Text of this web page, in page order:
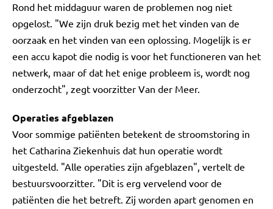
Rond het middaguur waren de problemen nog niet
opgelost. "We zijn druk bezig met het vinden van de
oorzaak en het vinden van een oplossing. Mogelijk is er
een accu kapot die nodig is voor het functioneren van het
netwerk, maar of dat het enige probleem is, wordt nog
onderzocht", zegt voorzitter Van der Meer.
Operaties afgeblazen
Voor sommige patiënten betekent de stroomstoring in
het Catharina Ziekenhuis dat hun operatie wordt
uitgesteld. "Alle operaties zijn afgeblazen", vertelt de
bestuursvoorzitter. "Dit is erg vervelend voor de
patiënten die het betreft. Zij worden apart genomen en